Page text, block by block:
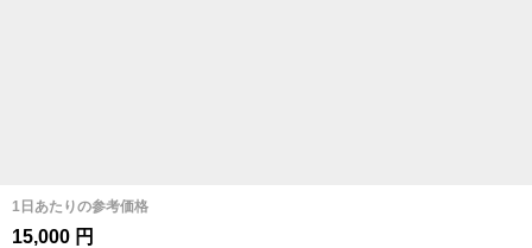
1日あたりの参考価格
15,000 円